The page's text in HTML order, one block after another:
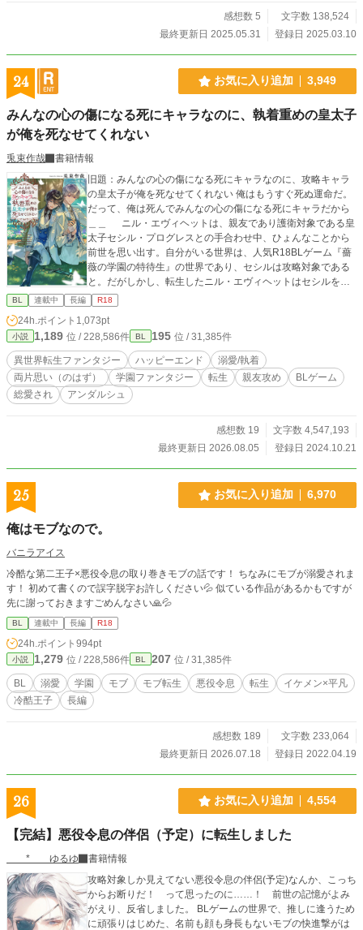
時代を経て、無事に大学生になった―― 恋人である藤崎颯斗
で自分を苦しめていた“頑張る癖”。 甘えたくても甘えられな
続ける。 過去に縛られていた悠真が、未来を見つめ直すまで
の じれ甘・再構築・すれ違いと回復のキャンパス・ラブスト
と。
感想数 5
文字数 138,524
最終更新日 2025.05.31
登録日 2025.03.10
24 お気に入り追加 3,949
みんなの心の傷になる死にキャラなのに、執着重めの皇太子
が俺を死なせてくれない
兎束作哉
書籍情報
旧題：みんなの心の傷になる死にキャラなのに、攻略キャラ
の皇太子が俺を死なせてくれない 俺はもうすぐ死ぬ運命だ。
だって、俺は死んでみんなの心の傷になる死にキャラだから
＿＿ ニル・エヴィヘットは、親友であり護衛対象である皇
太子セシル・プログレスとの手合わせ中、ひょんなことから
前世を思い出す。自分がいる世界は、人気R18BLゲーム『薔
薇の学園の特待生』の世界であり、セシルは攻略対象である
と。だがしかし、転生したニル・エヴィヘットはセシルを守
って死ぬ運命をたどる、番外ストーリーのキャラ。 記憶を思
い出したのが、自分が死ぬかもしれない一か月前。どうに
か、セシルも自分も生き残りたい。そう思い行動するのだ
が、どうもうまくいかないニル。 また、親友であるセシルは
前世の推しであり、淡い恋心も抱いてしまう。対してセシル
はニルのことを”親友”だと断言する。 そうしているうちに、
運命の日を迎え襲撃にある二人。ニルは物語通りセシルを庇
って致命傷を負う。 「……よかった、君が、無事で」 そうし
ぜか、次に目を覚ましたときには、セシルの部屋に軟禁され
子×運命にあらがう親友ポジションの護衛騎士の学園異世界フ
ァンタジー ※学園生活に入るまでが少し長いですが、学園
異世界ファンタジーです ※18歳で成人を迎える世界のお話で
す。物語中に18歳になります ※◆印の所はR18描写が入って
め以外からの凌辱あります。メインCPは愛し合ってますが、
※第６～８部の大人編終了いたしました ※番外編『我が子に
愛を込めて』終了いたしました ※現在、番外編『新たな時代
を切り拓く一歩』を更新中
BL 連載中 長編 R18
24h.ポイント 1,073pt
小説 1,189 位 / 228,586件 BL 195 位 / 31,385件
異世界転生ファンタジー ハッピーエンド
溺愛/執着
両片思い（のはず）
学園ファンタジー 転生 親友攻め
BLゲーム
総愛され
アンダルシュ
感想数 19
文字数 4,547,193
最終更新日 2026.08.05
登録日 2024.10.21
25 お気に入り追加 6,970
俺はモブなので。
バニラアイス
冷酷な第二王子×悪役令息の取り巻きモブの話です！ ちなみにモブが溺愛されま
す！ 初めて書くので誤字脱字お許しください💦 似ている作品があるかもですが
先に謝っておきますごめんなさい🙏💦
BL 連載中 長編 R18
24h.ポイント 994pt
小説 1,279 位 / 228,586件 BL 207 位 / 31,385件
BL 溺愛 学園 モブ モブ転生 悪役令息 転生
イケメン×平凡
冷酷王子
長編
感想数 189
文字数 233,064
最終更新日 2026.07.18
登録日 2022.04.19
26 お気に入り追加 4,554
【完結】悪役令息の伴侶（予定）に転生しました
* ゆるゆ
書籍情報
攻略対象しか見えてない悪役令息の伴侶(予定)なんか、こっち
からお断りだ！ って思ったのに……！ 前世の記憶がよみ
がえり、反省しました。 BLゲームの世界で、推しに逢うため
に頑張りはじめた、名前も顔も身長もないモブの快進撃がは